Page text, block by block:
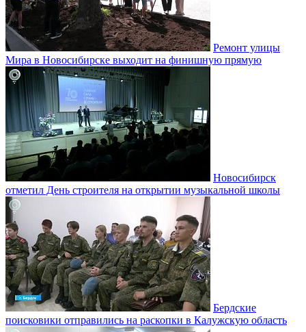
Ремонт улицы
Мира в Новосибирске выходит на финишную прямую
Новосибирск
отметил День строителя на открытии музыкальной школы
Бердские
поисковики отправились на раскопки в Калужскую область